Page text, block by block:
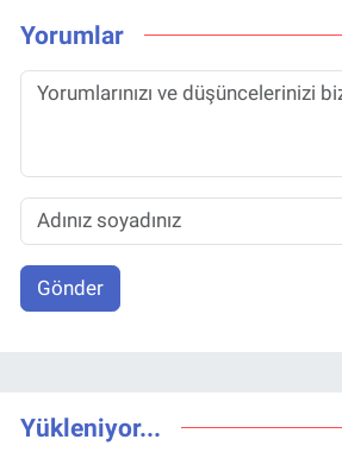
Yorumlar
Gönder
Yükleniyor...